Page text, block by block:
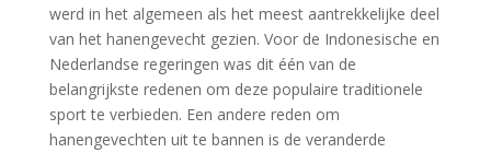
werd in het algemeen als het meest aantrekkelijke deel
van het hanengevecht gezien. Voor de Indonesische en
Nederlandse regeringen was dit één van de
belangrijkste redenen om deze populaire traditionele
sport te verbieden. Een andere reden om
hanengevechten uit te bannen is de veranderde